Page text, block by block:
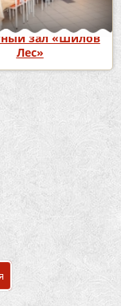
зал «Шилов
Лес»